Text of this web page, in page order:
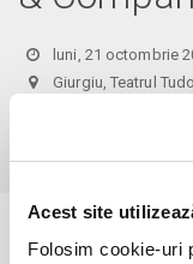
Acest site
Folosim cookie-uri
luni, 21 octombrie
Giurgiu, Teatrul
Biletele cu